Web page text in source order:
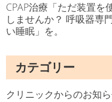
CPAP治療「ただ装置
しませんか？ 呼吸器専
い睡眠」を。
カテゴリー
クリニックからのお知